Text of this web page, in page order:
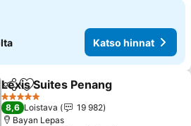
Katso hinnat
Jaa Lisää suosikkeihin
Lexis Suites Penang
5 Tähtiluokitus
8,6 Loistava
19 982
Bayan Lepas